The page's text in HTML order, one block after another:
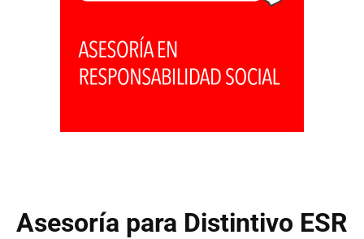
Asesoría para Distintivo ESR